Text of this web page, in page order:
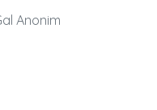
Anonim